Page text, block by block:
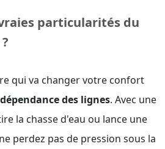
particularités du
qui va changer votre confort
des lignes. Avec une
la chasse d'eau ou lance une
perdez pas de pression sous la